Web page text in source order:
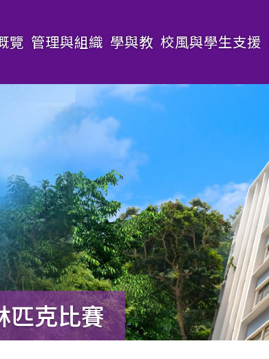
覽 管理與組織 學與教 校風與學生支援
匹克比賽